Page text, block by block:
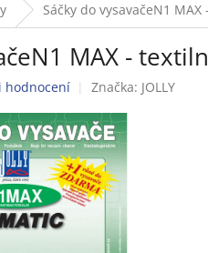
Sáčky do vysavačeN1
MAX -
hodnocení Značka: JOLLY